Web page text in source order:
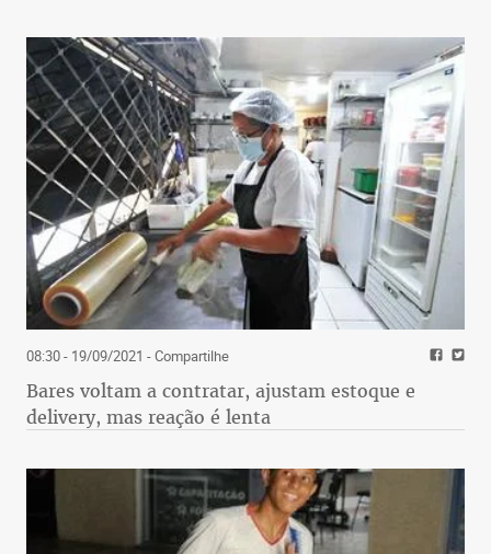
08:30 - 19/09/2021 - Compartilhe
Bares voltam a contratar, ajustam estoque e
delivery, mas reação é lenta